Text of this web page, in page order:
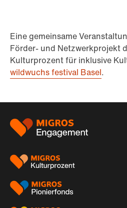
Eine gemeinsame
Förder- und Netzwerkprojekt
Kulturprozent für inklusive
wildwuchs festival Basel.
Footer